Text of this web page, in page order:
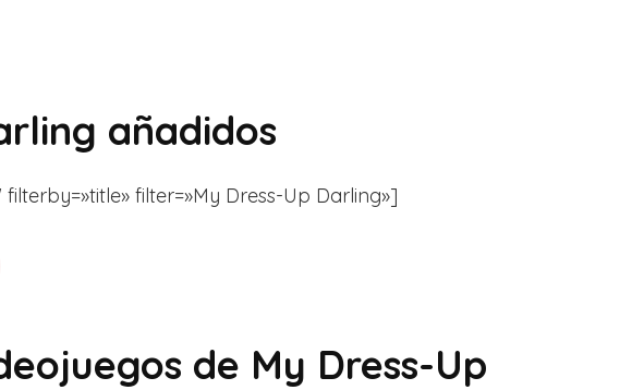
añadidos
filter=»My Dress-Up Darling»]
de My Dress-Up